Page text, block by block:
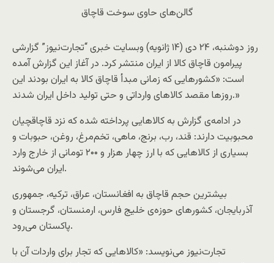
گالن‌های حاوی سوخت قاچاق
روز دوشنبه، ۲۴ دی (۱۴ ژانویه) وبسایت خبری “تجارت‌نیوز” گزارشی
پیرامون قاچاق کالا از ایران منتشر کرد. در آغاز این گزارش آمده
است: «کشورهایی که زمانی مبد‌أ قاچاق کالا به ایران بودند این
روزها مقصد کالاهای وارداتی و حتی تولید داخل ایران شدند.»
در ادامه‌ی گزارش به کالاهایی پرداخته شده که نزد قاچاقچیان
محبوبیت دارند: قند، رب، برنج، ماهی، تخم‌مرغ، روغن، حبوبات و
بسیاری از کالاهایی که با ارز چهار هزار و ۲۰۰ تومانی از خارج وارد
ایران می‌شوند.
بیشترین حجم قاچاق به افغانستان، عراق، ترکیه، جمهوری
آذربایجان، کشورهای حوزه‌ی خلیج فارس، ارمنستان، گرجستان و
پاکستان می‌رود.
تجارت‌نیوز می‌نویسد: «کالاهایی که تجار برای واردات آن با